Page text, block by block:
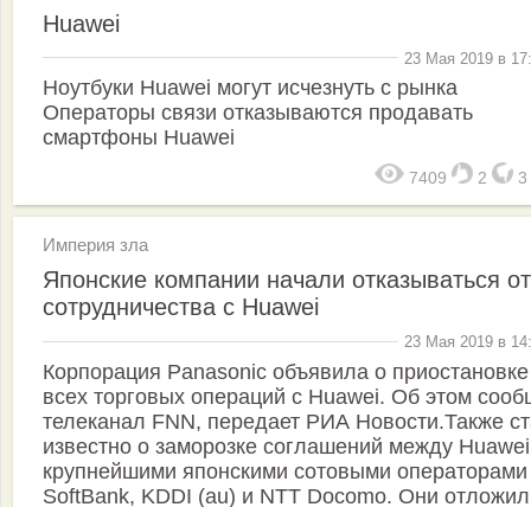
Huawei
23 Мая 2019 в
Ноутбуки Huawei могут исчезнуть с рынка
Операторы связи отказываются продавать
смартфоны Huawei
7409 2 3
Империя зла
Японские компании начали отказываться от
сотрудничества с Huawei
23 Мая 2019 в
Корпорация Panasonic объявила о приостановке
всех торговых операций с Huawei. Об этом
телеканал FNN, передает РИА Новости.Также
известно о заморозке соглашений между
крупнейшими японскими сотовыми операторами
SoftBank, KDDI (au) и NTT Docomo. Они